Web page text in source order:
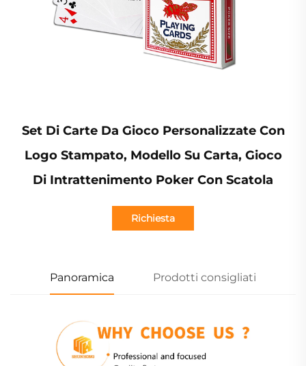
Set Di Carte Da Gioco Personalizzate Con
Logo Stampato, Modello Su Carta, Gioco
Di Intrattenimento Poker Con Scatola
Richiesta
Panoramica Prodotti consigliati